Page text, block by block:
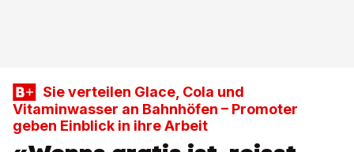
Sie verteilen Glace, Cola und
Vitaminwasser an Bahnhöfen – Promoter
geben Einblick in ihre Arbeit